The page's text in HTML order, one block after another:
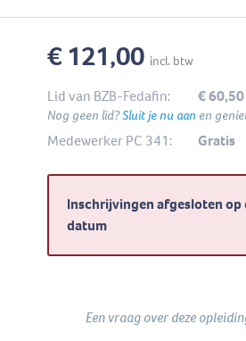
€ 121,00 incl. btw
Lid van BZB-Fedafin: € 60,50
Nog geen lid?Sluit je nu aan en
Medewerker PC 341: Gratis
Inschrijvingen afgesloten op
datum
Een vraag over deze